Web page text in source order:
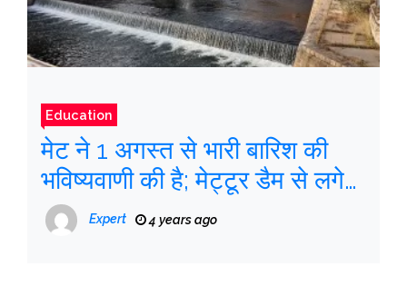
Education
मेट ने 1 अगस्त से भारी बारिश की
भविष्यवाणी की है; मेट्टूर डैम से लगे
इलाकों में बाढ़ का अलर्ट जारी
Expert 4 years ago